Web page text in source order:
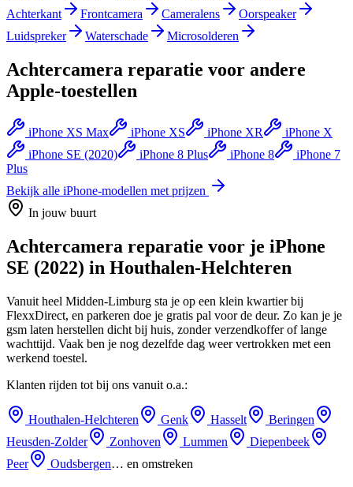
Achterkant
Frontcamera Cameralens
Oorspeaker
Luidspreker
Waterschade Microsolderen
Achtercamera reparatie voor andere
Apple-toestellen
iPhone XS Max iPhone XS iPhone XR
iPhone X
iPhone SE (2020)
iPhone 8 Plus iPhone 8
iPhone 7
Plus
Bekijk alle iPhone-modellen met prijzen
In jouw buurt
Achtercamera reparatie voor je iPhone
SE (2022) in Houthalen-Helchteren
Vanuit heel Midden-Limburg sta je op een klein kwartier bij
FlexxDirect, en parkeren doe je gratis pal voor de deur. Zo kan je je
gsm laten herstellen dicht bij huis, zonder verzendkoffer of lange
wachttijd. Vaak ben je nog dezelfde dag weer vertrokken met een
werkend toestel.
Klanten rijden tot bij ons vanuit o.a.:
Houthalen-Helchteren Genk Hasselt
Beringen
Heusden-Zolder
Zonhoven Lummen
Diepenbeek
Peer
Oudsbergen… en omstreken